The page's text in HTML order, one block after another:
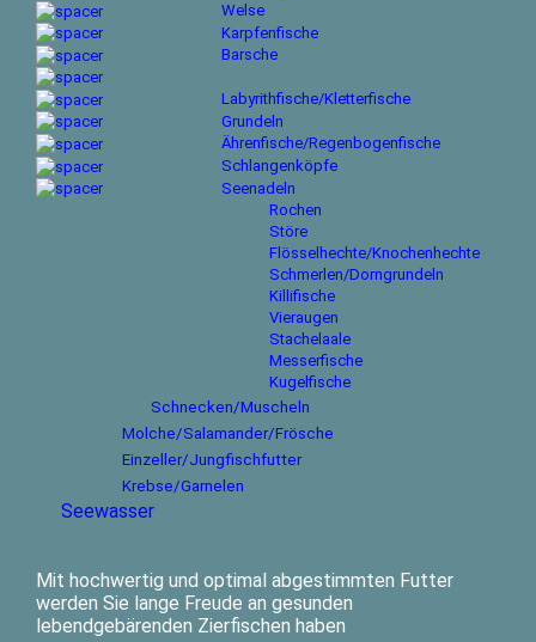
Welse
Karpfenfische
Barsche
Labyrithfische/Kletterfische
Grundeln
Ährenfische/Regenbogenfische
Schlangenköpfe
Seenadeln
Rochen
Störe
Flösselhechte/Knochenhechte
Schmerlen/Dorngrundeln
Killifische
Vieraugen
Stachelaale
Messerfische
Kugelfische
Schnecken/Muscheln
Molche/Salamander/Frösche
Einzeller/Jungfischfutter
Krebse/Garnelen
Seewasser
Mit hochwertig und optimal abgestimmten Futter
werden Sie lange Freude an gesunden
lebendgebärenden Zierfischen haben